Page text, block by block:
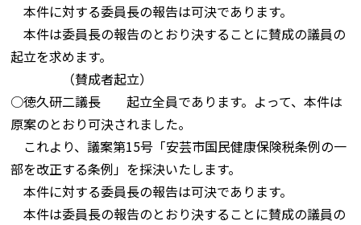
本件に対する委員長の報告は可決であります。
本件は委員長の報告のとおり決することに賛成の議員の
起立を求めます。
（賛成者起立）
○徳久研二議長 起立全員であります。よって、本件は
原案のとおり可決されました。
これより、議案第15号「安芸市国民健康保険税条例の一
部を改正する条例」を採決いたします。
本件に対する委員長の報告は可決であります。
本件は委員長の報告のとおり決することに賛成の議員の